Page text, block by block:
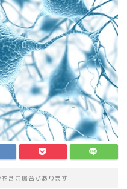
含む場合があります